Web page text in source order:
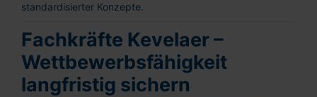
standardisierter Konzepte.
Fachkräfte Kevelaer –
Wettbewerbsfähigkeit
langfristig sichern